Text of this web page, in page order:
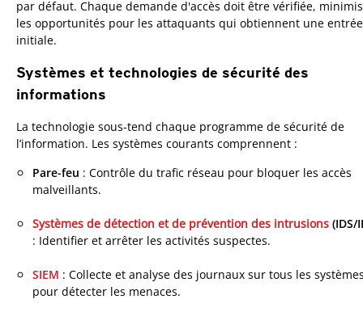
par défaut. Chaque demande d'accès doit être vérifiée,
les opportunités pour les attaquants qui obtiennent une entrée
initiale.
Systèmes et technologies de sécurité des
informations
La technologie sous-tend chaque programme de sécurité de
l’information. Les systèmes courants comprennent :
Pare-feu : Contrôle du trafic réseau pour bloquer les accès
malveillants.
Systèmes de détection et de prévention des intrusions (IDS/
: Identifier et arrêter les activités suspectes.
SIEM : Collecte et analyse des journaux sur tous les
pour détecter les menaces.